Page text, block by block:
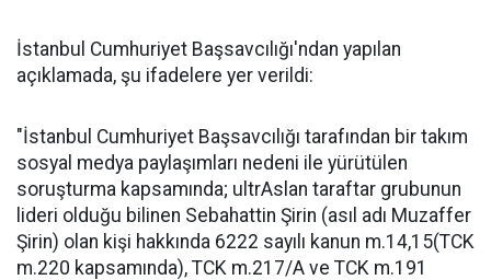
İstanbul Cumhuriyet Başsavcılığı'ndan yapılan
açıklamada, şu ifadelere yer verildi:
"İstanbul Cumhuriyet Başsavcılığı tarafından bir takım
sosyal medya paylaşımları nedeni ile yürütülen
soruşturma kapsamında; ultrAslan taraftar grubunun
lideri olduğu bilinen Sebahattin Şirin (asıl adı Muzaffer
Şirin) olan kişi hakkında 6222 sayılı kanun m.14,15(TCK
m.220 kapsamında), TCK m.217/A ve TCK m.191